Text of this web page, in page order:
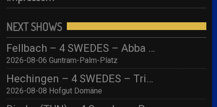
NEXT SHOWS
Fellbach – 4 SWEDES – Abba Tribute / Live im Park 2026
2026-08-06 Guntram-Palm-Platz
Hechingen – 4 SWEDES – Tribute to ABBA/ Hofgut Domäne
2026-08-08 Hofgut Domäne